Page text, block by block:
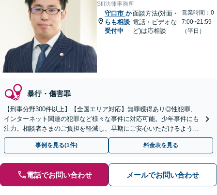
Sfil法律事務所
守口市 か
らも相談
受付中
面談方法(対面・
電話・ビデオな
ど)は応相談
営業時間：0
7:00~21:59
（平日）
暴行・傷害罪
【刑事分野300件以上】【全国エリア対応】無罪獲得あり◎性犯罪、
インターネット関連の犯罪など様々な事件に対応可能。少年事件にも
注力。相談者さまのご負担を軽減し、早期にご安心いただけるよう尽
力します【遠方のご依頼可】【裁判員裁判の経験あり】
事例を見る(1件) 料金表を見る
電話でお問い合わせ メールでお問い合わせ